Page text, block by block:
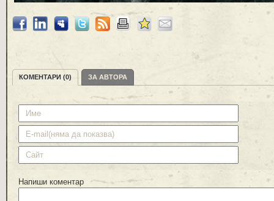
КОМЕНТАРИ (0) ЗА АВТОРА
Напиши коментар